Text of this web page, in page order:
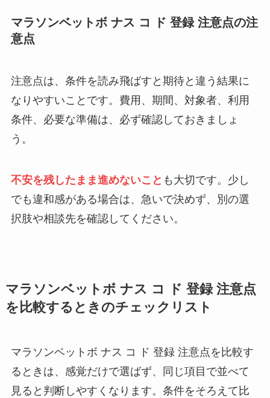
マラソンベットボ ナス コ ド 登録 注意点の注
意点
注意点は、条件を読み飛ばすと期待と違う結果に
なりやすいことです。費用、期間、対象者、利用
条件、必要な準備は、必ず確認しておきましょ
う。
不安を残したまま進めないこと も大切です。少し
でも違和感がある場合は、急いで決めず、別の選
択肢や相談先を確認してください。
マラソンベットボ ナス コ ド 登録 注意点
を比較するときのチェックリスト
マラソンベットボ ナス コ ド 登録 注意点を比較す
るときは、感覚だけで選ばず、同じ項目で並べて
見ると判断しやすくなります。条件をそろえて比